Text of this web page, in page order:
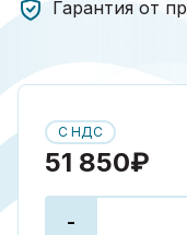
Гарантия от
С НДС
51 850₽
-